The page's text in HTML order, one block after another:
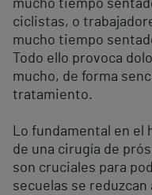
mucho tiempo
ciclistas, o
mucho tiempo
Todo ello provoca
mucho, de forma
tratamiento.
Lo fundamental en el
de una cirugía de
son cruciales para
secuelas se